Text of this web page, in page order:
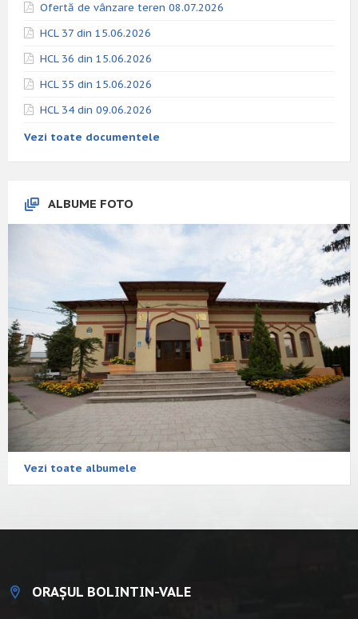
Ofertă de vânzare teren 08.07.2026
HCL 37 din 15.06.2026
HCL 36 din 15.06.2026
HCL 35 din 15.06.2026
HCL 34 din 09.06.2026
Vezi toate documentele
ALBUME FOTO
Vezi toate albumele
ORAȘUL BOLINTIN-VALE